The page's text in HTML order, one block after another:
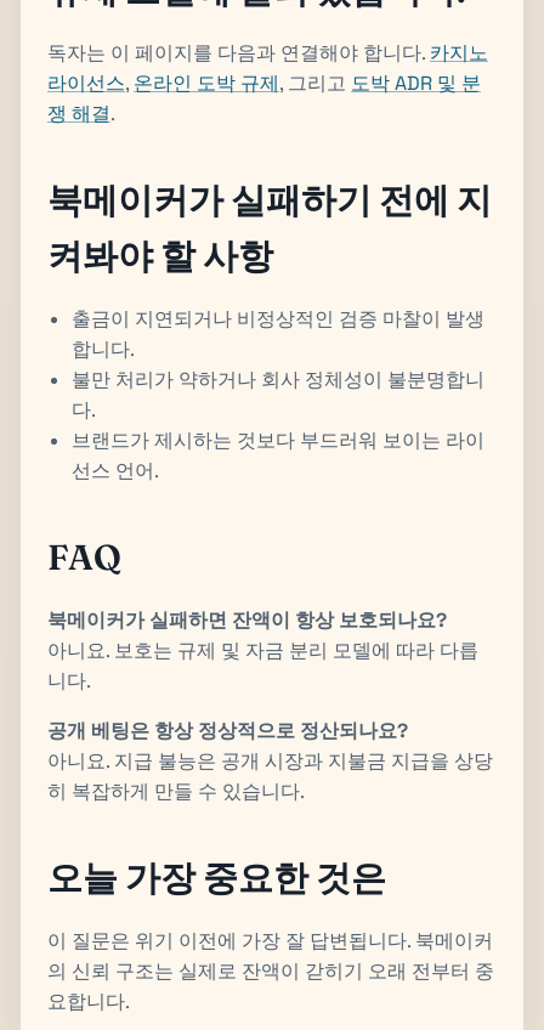
독자는 이 페이지를 다음과 연결해야 합니다. 카지노
라이선스, 온라인 도박 규제, 그리고 도박 ADR 및 분
쟁 해결.
북메이커가 실패하기 전에 지
켜봐야 할 사항
출금이 지연되거나 비정상적인 검증 마찰이 발생
합니다.
불만 처리가 약하거나 회사 정체성이 불분명합니
다.
브랜드가 제시하는 것보다 부드러워 보이는 라이
선스 언어.
FAQ
북메이커가 실패하면 잔액이 항상 보호되나요?
아니요. 보호는 규제 및 자금 분리 모델에 따라 다릅
니다.
공개 베팅은 항상 정상적으로 정산되나요?
아니요. 지급 불능은 공개 시장과 지불금 지급을 상당
히 복잡하게 만들 수 있습니다.
오늘 가장 중요한 것은
이 질문은 위기 이전에 가장 잘 답변됩니다. 북메이커
의 신뢰 구조는 실제로 잔액이 갇히기 오래 전부터 중
요합니다.